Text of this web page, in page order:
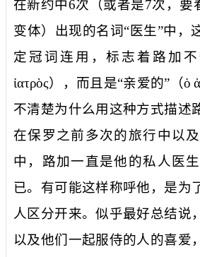
在新约中6次（或者是7次，要
变体）出现的名词“医生”中，
定冠词连用，标志着路加
ἰατρὸς），而且是“亲爱的”（ὁ
不清楚为什么用这种方式描述
在保罗之前多次的旅行中以
中，路加一直是他的私人医
已。有可能这样称呼他，是为
人区分开来。似乎最好总结说
以及他们一起服侍的人的喜爱